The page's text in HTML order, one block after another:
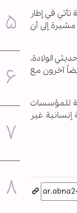
في إطار
إلى أن
بينهم 4 أطفال في العناية المركزة و8 في عناية حديثي الولادة،
الطبي. وقد اضطرت 40 حالة لمغادرة المستشفى بحثاً عن الأمان، فيما بقي 40 مريضاً آخرون مع
للمؤسسات
غير